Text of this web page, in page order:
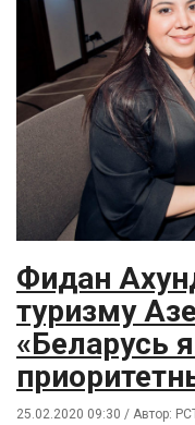
Фидан
туризму
«Беларусь
25.02.2020 09:30 / Автор: